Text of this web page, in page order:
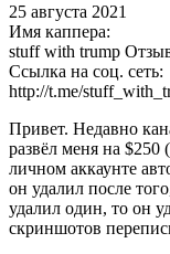
25 августа 2021
Имя каппера:
stuff with trump
Ссылка на соц. сеть:
http://t.me/
Привет. Недавно
развёл меня на $250
личном аккаунте
он удалил после
удалил один, то он
скриншотов